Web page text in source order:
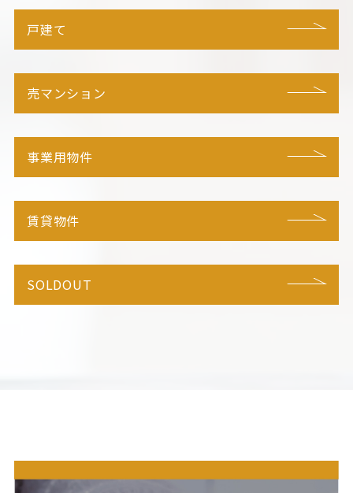
戸建て
売マンション
事業用物件
賃貸物件
SOLDOUT